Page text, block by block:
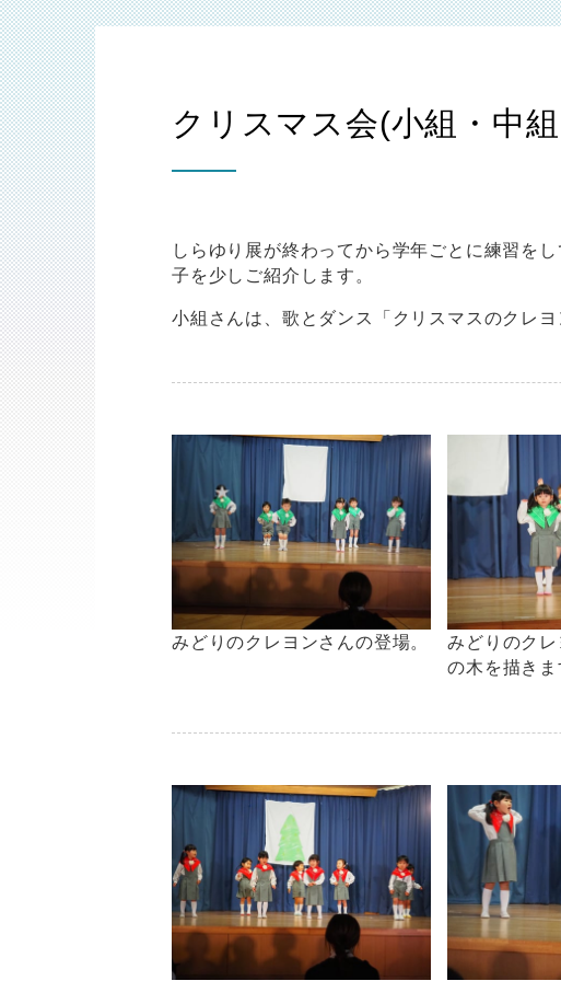
クリスマス会(小組・中組
しらゆり展が終わってから学年ごとに練習を
子を少しご紹介します。
小組さんは、歌とダンス「クリスマスのクレヨ
みどりのクレヨンさんの登場。
みどりのク
の木を描きま